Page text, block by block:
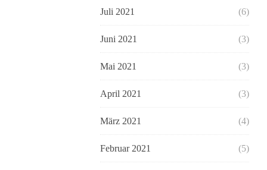
Juli 2021 (6)
Juni 2021 (3)
Mai 2021 (3)
April 2021 (3)
März 2021 (4)
Februar 2021 (5)